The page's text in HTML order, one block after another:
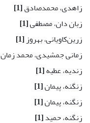
زاهدی، محمدصادق[1]
زبان دان، مصطفی[1]
زرین‌کاویانی، بهروز[1]
زمانی جمشیدی، محمد زمان
زندیه، عطیه[1]
زنگنه، پیمان[1]
زنگنه، پیمان[1]
زنگنه، حمید[1]